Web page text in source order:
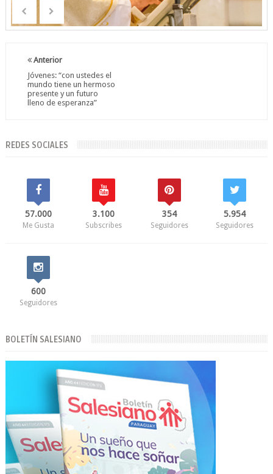
Anterior
Jóvenes: “con ustedes el
mundo tiene un hermoso
presente y un futuro
lleno de esperanza”
REDES SOCIALES
57.000
Me Gusta
3.100
Subscribes
354
Seguidores
5.954
Seguidores
600
Seguidores
BOLETÍN SALESIANO